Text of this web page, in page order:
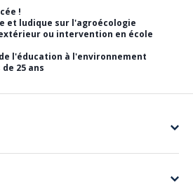
!
et ludique sur l'agroécologie
ou intervention en école
l'éducation à l'environnement
25 ans
vous convie sur un site naturel
l'agriculture avec les vivants